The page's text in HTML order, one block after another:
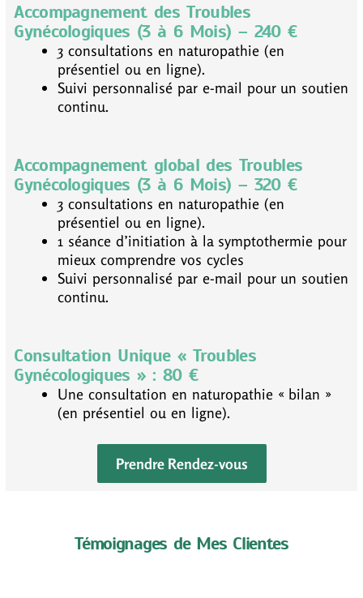
Accompagnement des Troubles
Gynécologiques (3 à 6 Mois) – 240 €
3 consultations en naturopathie (en
présentiel ou en ligne).
Suivi personnalisé par e-mail pour un soutien
continu.
Accompagnement global des Troubles
Gynécologiques (3 à 6 Mois) – 320 €
3 consultations en naturopathie (en
présentiel ou en ligne).
1 séance d’initiation à la symptothermie pour
mieux comprendre vos cycles
Suivi personnalisé par e-mail pour un soutien
continu.
Consultation Unique « Troubles
Gynécologiques » : 80 €
Une consultation en naturopathie « bilan »
(en présentiel ou en ligne).
Prendre Rendez-vous
Témoignages de Mes Clientes